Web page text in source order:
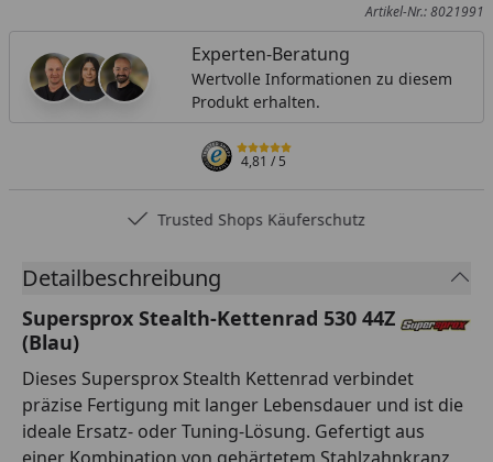
Artikel-Nr.: 8021991
Experten-Beratung
Wertvolle Informationen zu diesem
Produkt erhalten.
4,81/ 5
Trusted Shops Käuferschutz
Detailbeschreibung
Supersprox Stealth-Kettenrad 530 44Z
(Blau)
Dieses Supersprox Stealth Kettenrad verbindet
präzise Fertigung mit langer Lebensdauer und ist die
ideale Ersatz- oder Tuning-Lösung. Gefertigt aus
einer Kombination von gehärtetem Stahlzahnkranz